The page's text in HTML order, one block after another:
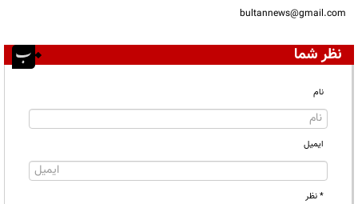
bultannews@gmail.com
نظر شما
نام
ایمیل
* نظر